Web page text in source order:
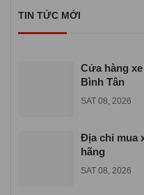
TIN TỨC MỚI
Cửa hàng
Bình Tân
SAT 08, 2026
Địa chỉ mua
hãng
SAT 08, 2026